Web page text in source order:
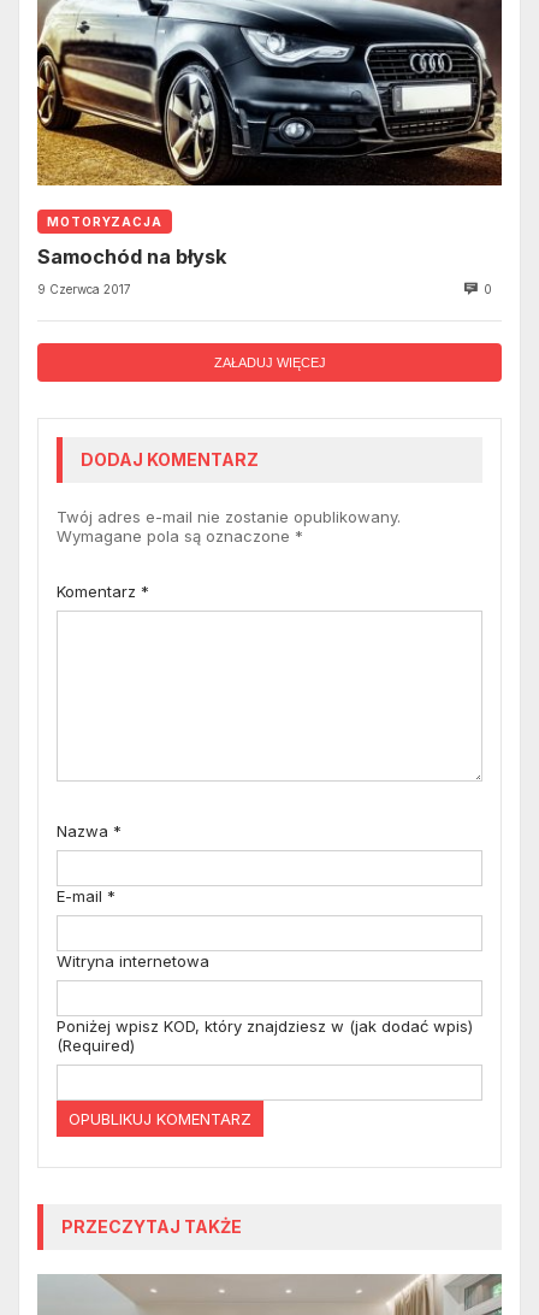
MOTORYZACJA
Samochód na błysk
9 Czerwca 2017 0
ZAŁADUJ WIĘCEJ
DODAJ KOMENTARZ
Twój adres e-mail nie zostanie opublikowany.
Wymagane pola są oznaczone *
Komentarz *
Nazwa *
E-mail *
Witryna internetowa
Poniżej wpisz KOD, który znajdziesz w (jak dodać wpis)
(Required)
PRZECZYTAJ TAKŻE